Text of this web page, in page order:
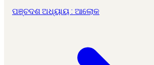
ପଞ୍ଚଦଶ ଅଧ୍ୟାୟ : ଆଲୋକ